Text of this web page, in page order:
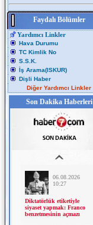
Faydalı Bölümler
Yardımcı Linkler
Hava Durumu
TC Kimlik No
S.S.K.
İş Arama(ISKUR)
Dişli Haber
Diğer Yardımcı Linkler
Son Dakika Haberleri